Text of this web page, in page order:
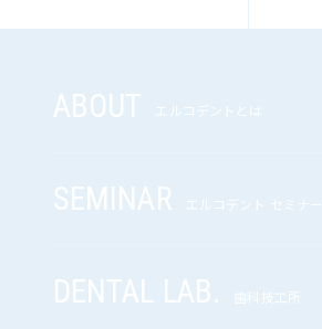
ABOUT エルコデントとは
SEMINAR エルコデント セミナー
DENTAL LAB. 歯科技工所